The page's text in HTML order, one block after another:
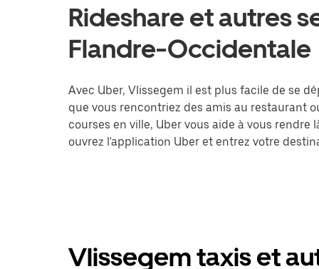
Rideshare et autres
Flandre-Occidentale
Avec Uber, Vlissegem il est plus facile de se
que vous rencontriez des amis au restaurant
courses en ville, Uber vous aide à vous rendre
ouvrez l'application Uber et entrez votre
Vlissegem taxis et